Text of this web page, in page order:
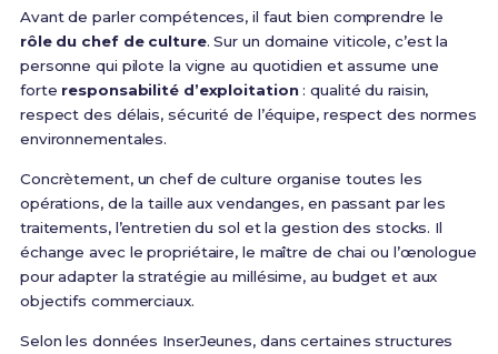
Avant de parler compétences, il faut bien comprendre le
rôle du chef de culture. Sur un domaine viticole, c’est la
personne qui pilote la vigne au quotidien et assume une
forte responsabilité d’exploitation: qualité du raisin,
respect des délais, sécurité de l’équipe, respect des normes
environnementales.
Concrètement, un chef de culture organise toutes les
opérations, de la taille aux vendanges, en passant par les
traitements, l’entretien du sol et la gestion des stocks. Il
échange avec le propriétaire, le maître de chai ou l’œnologue
pour adapter la stratégie au millésime, au budget et aux
objectifs commerciaux.
Selon les données InserJeunes, dans certaines structures